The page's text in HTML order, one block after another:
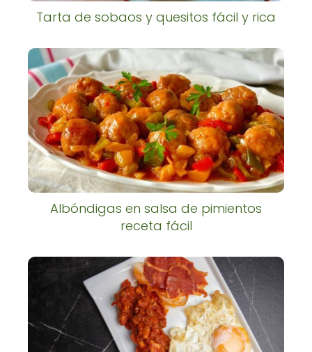
Tarta de sobaos y quesitos fácil y rica
Albóndigas en salsa de pimientos
receta fácil